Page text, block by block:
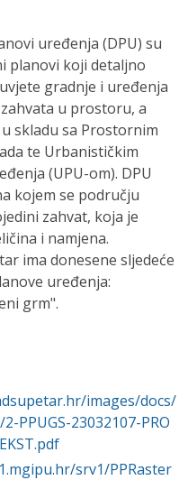
uređenja (DPU) su
planovi koji detaljno
gradnje i uređenja
u prostoru, a
skladu sa Prostornim
te Urbanističkim
(UPU-om). DPU
kojem se području
zahvat, koja je
i namjena.
ima donesene sljedeće
uređenja:
grm".
images/docs/
PPUGS-23032107-PRO
srv1/PPRaster